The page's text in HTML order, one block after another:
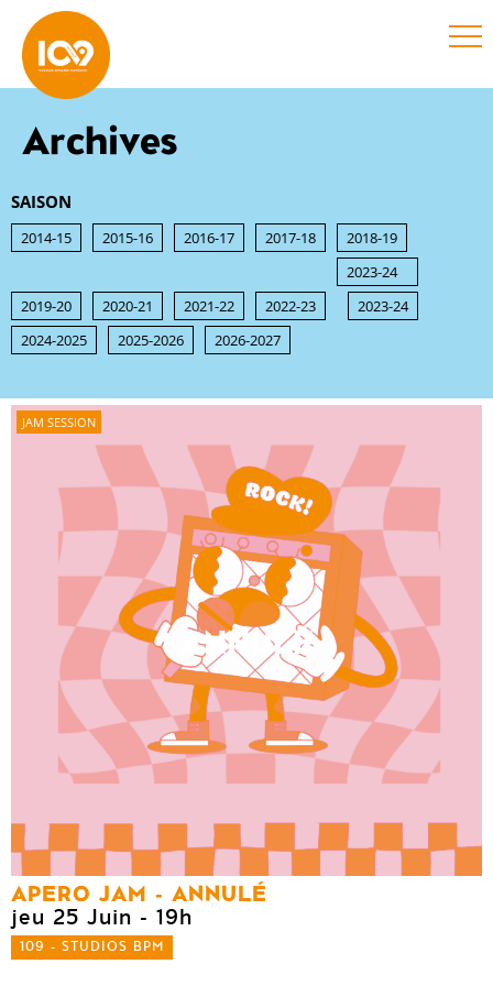
Archives
SAISON
2014-15 2015-16 2016-17 2017-18 2018-19
2019-20 2020-21 2021-22 2022-23
2023-24
2023-24
2024-2025
2025-2026 2026-2027
JAM SESSION
ANNULÉ
APERO JAM - ANNULÉ
jeu 25 Juin - 19h
109 - STUDIOS BPM